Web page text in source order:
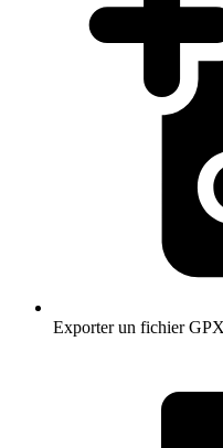
Exporter un fichier